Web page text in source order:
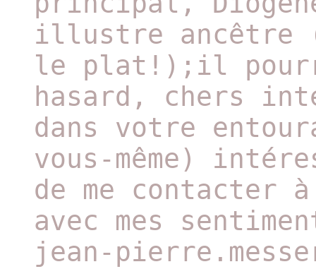
illustre ancêtre
le plat!);il
hasard, chers
dans votre
vous-même)
de me contacter
avec mes
jean-